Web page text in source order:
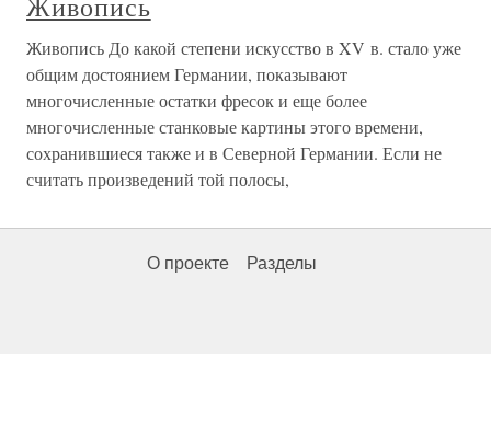
Живопись До какой степени искусство в XV в. стало уже
общим достоянием Германии, показывают
многочисленные остатки фресок и еще более
многочисленные станковые картины этого времени,
сохранившиеся также и в Северной Германии. Если не
считать произведений той полосы,
О проекте Разделы